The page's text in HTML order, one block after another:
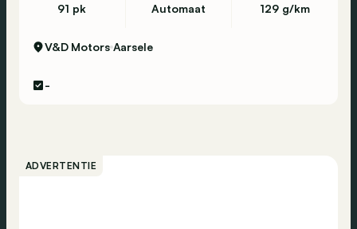
91 pk Automaat 129 g/km
V&D Motors Aarsele
-
ADVERTENTIE